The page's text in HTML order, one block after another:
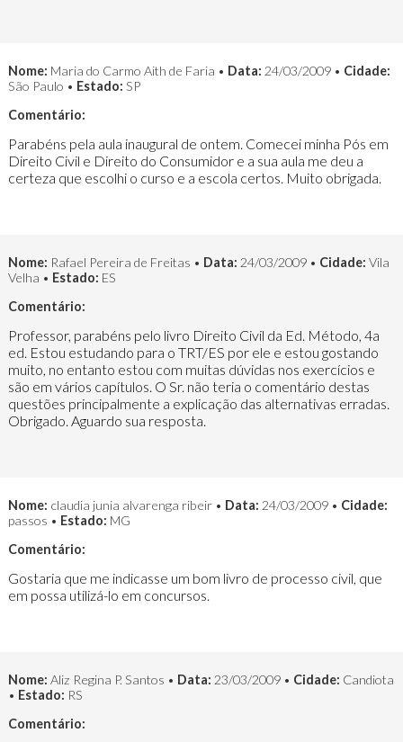
Nome: Maria do Carmo Aith de Faria • Data: 24/03/2009 • Cidade:
São Paulo • Estado: SP
Comentário:
Parabéns pela aula inaugural de ontem. Comecei minha Pós em
Direito Civil e Direito do Consumidor e a sua aula me deu a
certeza que escolhi o curso e a escola certos. Muito obrigada.
Nome: Rafael Pereira de Freitas • Data: 24/03/2009 • Cidade: Vila
Velha • Estado: ES
Comentário:
Professor, parabéns pelo livro Direito Civil da Ed. Método, 4a
ed. Estou estudando para o TRT/ES por ele e estou gostando
muito, no entanto estou com muitas dúvidas nos exercícios e
são em vários capítulos. O Sr. não teria o comentário destas
questões principalmente a explicação das alternativas erradas.
Obrigado. Aguardo sua resposta.
Nome: claudia junia alvarenga ribeir • Data: 24/03/2009 • Cidade:
passos • Estado: MG
Comentário:
Gostaria que me indicasse um bom livro de processo civil, que
em possa utilizá-lo em concursos.
Nome: Aliz Regina P. Santos • Data: 23/03/2009 • Cidade: Candiota
• Estado: RS
Comentário: